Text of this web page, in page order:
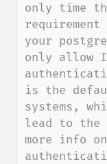
only time
your
only allow
is the
systems,
lead to the
more info